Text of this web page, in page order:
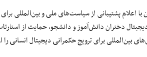
با اعلام پشتیبانی از سیاست‌های ملی و بین‌المللی
دختران دانش‌آموز و دانشجو، حمایت از
بین‌المللی برای ترویج حکمرانی دیجیتال انسانی